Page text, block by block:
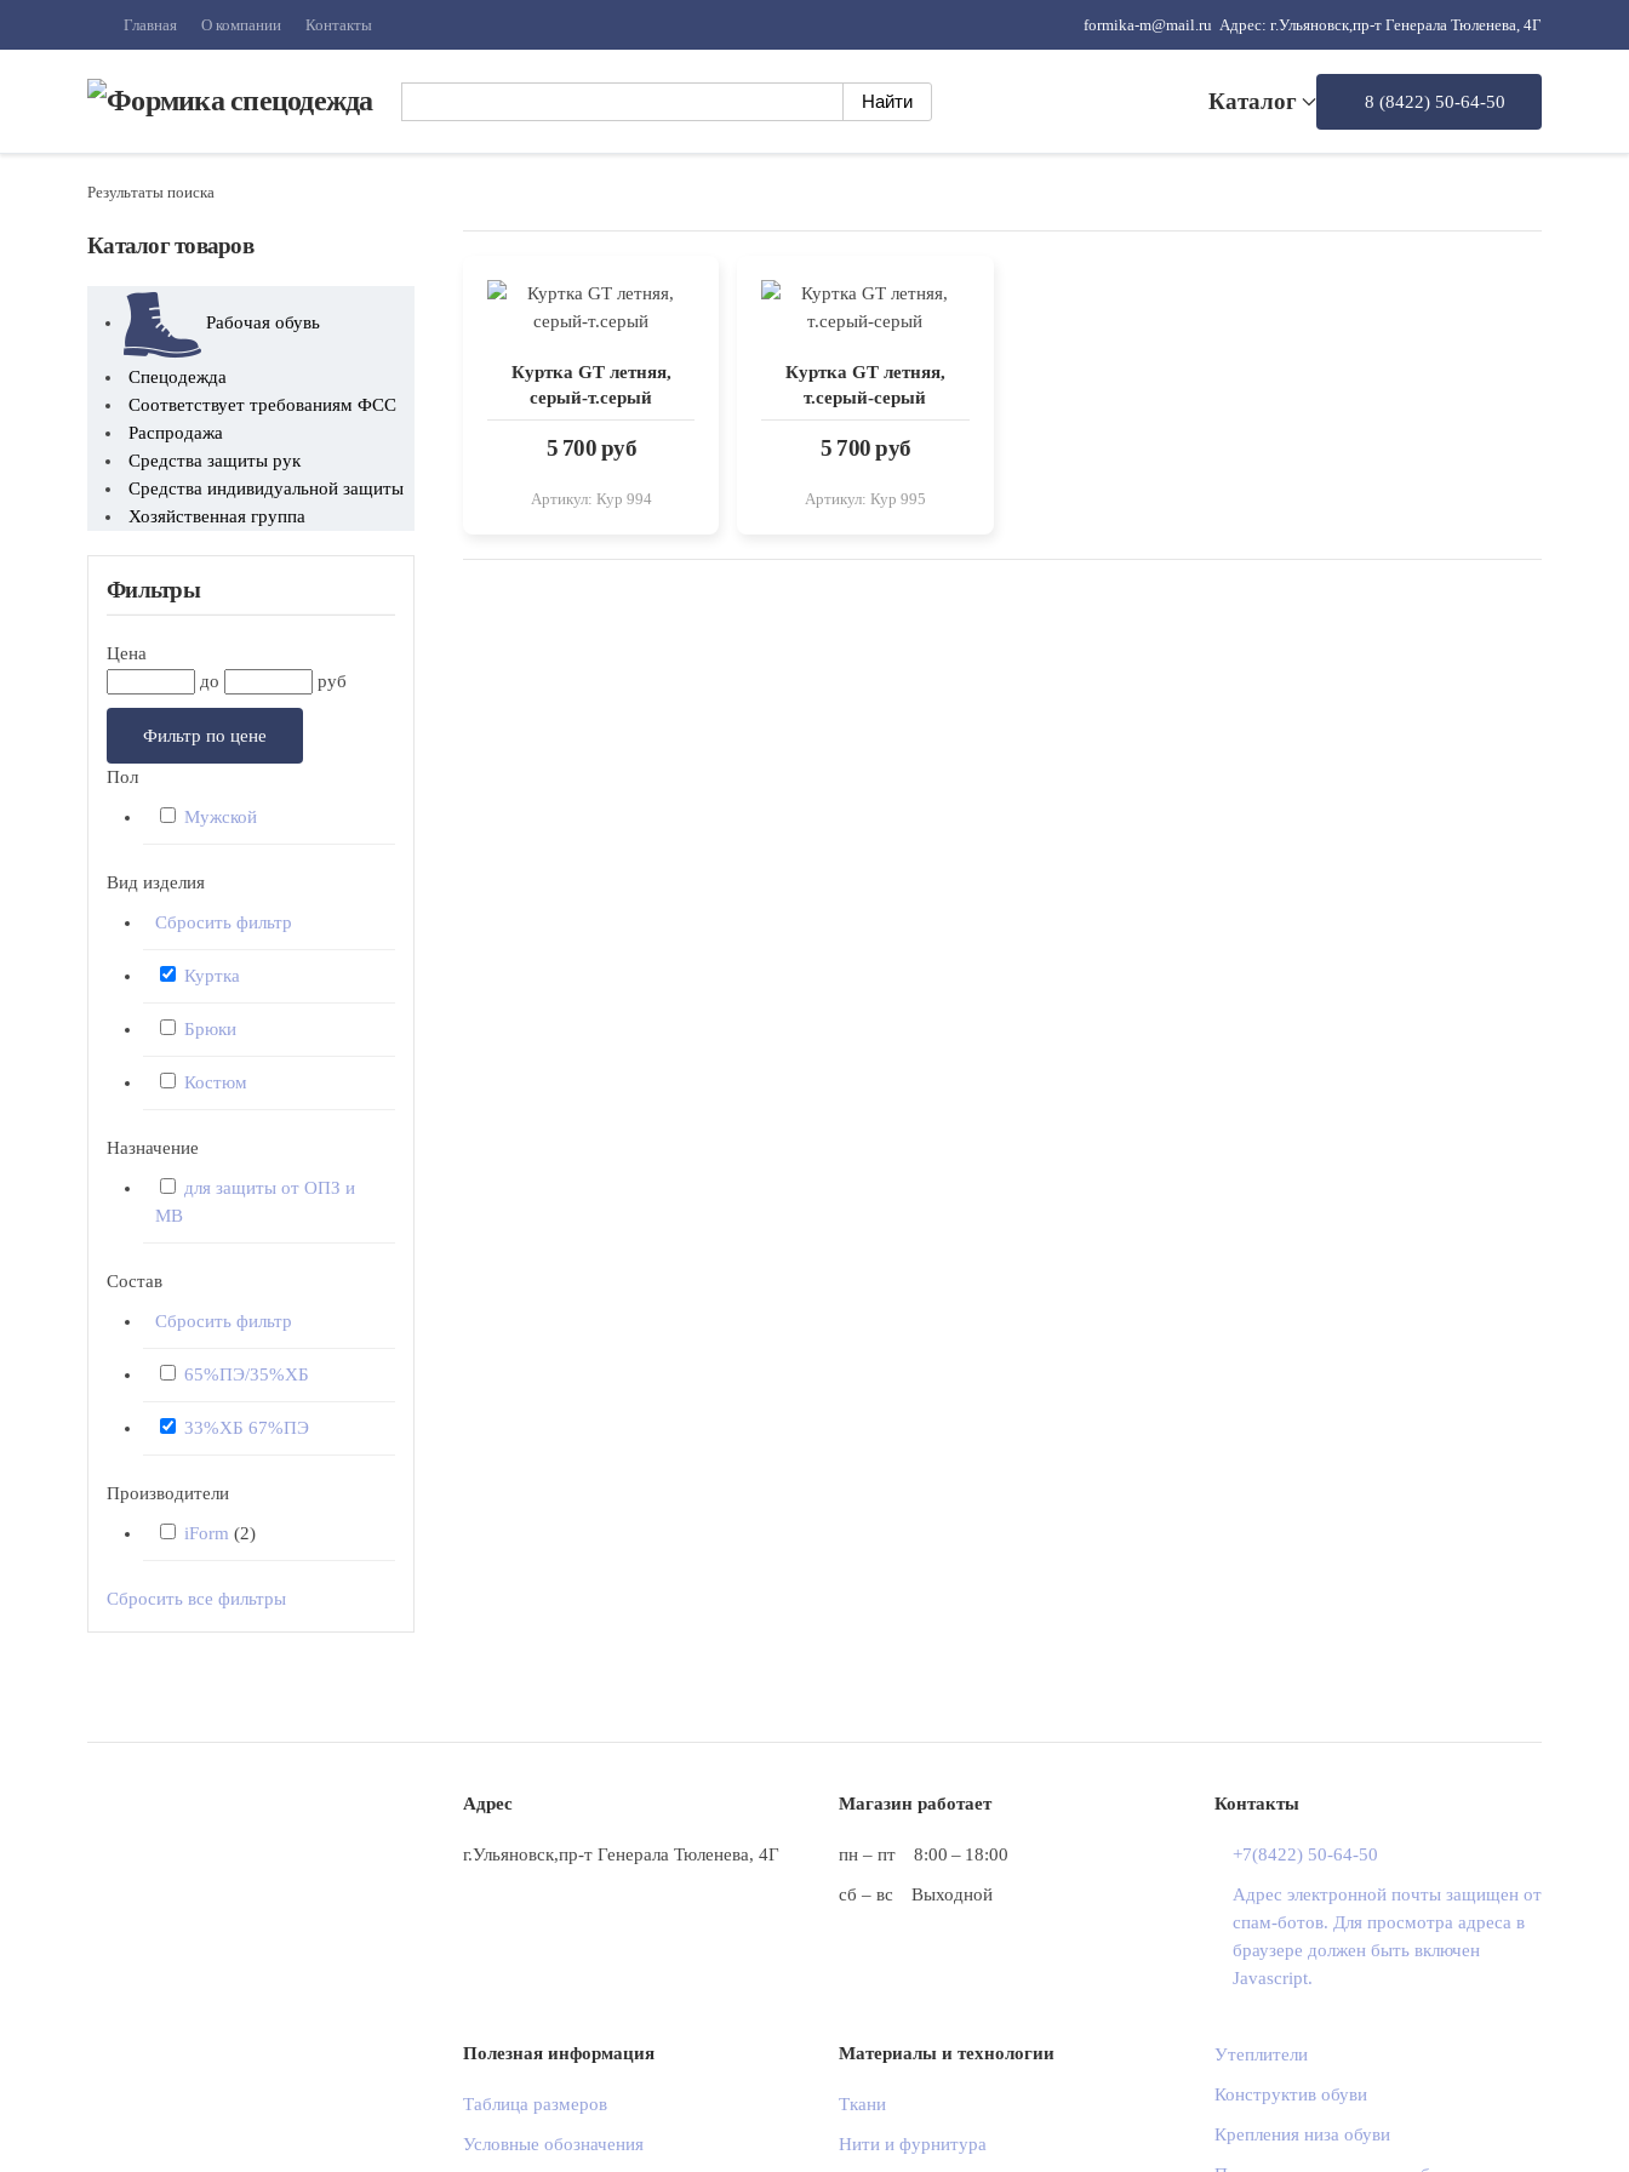
Главная О компании Контакты formika-m@mail.ru Адрес: г.Ульяновск,пр-т Генерала Тюленева, 4Г
Каталог 8 (8422) 50-64-50
Результаты поиска
Каталог товаров
Рабочая обувь
Спецодежда
Соответствует требованиям ФСС
Распродажа
Средства защиты рук
Средства индивидуальной защиты
Хозяйственная группа
Фильтры
Цена
до
руб
Фильтр по цене
Пол
Мужской
Вид изделия
Сбросить фильтр
Куртка
Брюки
Костюм
Назначение
для защиты от ОПЗ и
МВ
Состав
Сбросить фильтр
65%ПЭ/35%ХБ
33%ХБ 67%ПЭ
Производители
iForm (2)
Сбросить все фильтры
Куртка GT летняя,
серый-т.серый
5 700 руб
Артикул: Кур 994
Куртка GT летняя,
т.серый-серый
5 700 руб
Артикул: Кур 995
Адрес
г.Ульяновск,пр-т Генерала Тюленева, 4Г
Магазин работает
пн – пт 8:00 – 18:00
сб – вс Выходной
Контакты
+7(8422) 50-64-50
Адрес электронной почты защищен от
спам-ботов. Для просмотра адреса в
браузере должен быть включен
Javascript.
Полезная информация
Таблица размеров
Условные обозначения
Материалы и технологии
Ткани
Нити и фурнитура
Утеплители
Конструктив обуви
Крепления низа обуви